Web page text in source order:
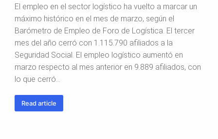
El empleo en el sector logístico ha vuelto a marcar un
máximo histórico en el mes de marzo, según el
Barómetro de Empleo de Foro de Logística. El tercer
mes del año cerró con 1.115.790 afiliados a la
Seguridad Social. El empleo logístico aumentó en
marzo respecto al mes anterior en 9.889 afiliados, con
lo que cerró…
Read article